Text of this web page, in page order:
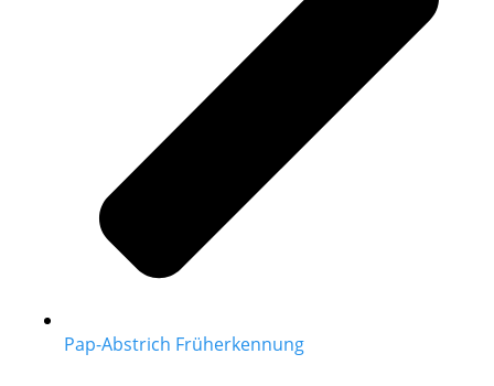
Pap-Abstrich Früherkennung